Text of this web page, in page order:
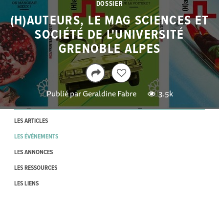
DOSSIER
(H)AUTEURS, LE MAG SCIENCES ET
SOCIÉTÉ DE L'UNIVERSITÉ
GRENOBLE ALPES
Publié parGeraldine Fabre 3.5k
LES ARTICLES
LES ÉVÉNEMENTS
LES ANNONCES
LES RESSOURCES
LES LIENS